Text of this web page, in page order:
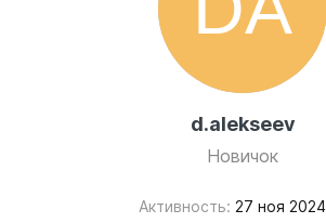
d.alekseev
Новичок
Активность: 27 ноя 2024